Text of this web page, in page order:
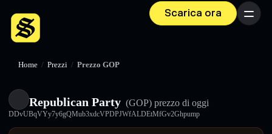
Scarica ora Menu
Home / Prezzi / Prezzo GOP
Republican Party (GOP) prezzo di oggi
DDvUBqVYy7y6gQMub3xdcVPDPJWfALDEtMfGv2Ghpump